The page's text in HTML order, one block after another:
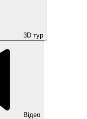
3D тур
Відео